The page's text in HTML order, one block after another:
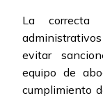
La correcta
evitar
equipo de
cumplimiento